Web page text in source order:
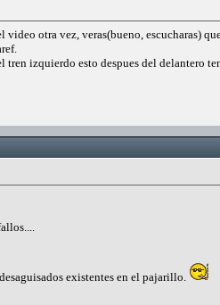
otra vez, veras(bueno, escucharas)
izquierdo esto despues del delantero
existentes en el pajarillo.